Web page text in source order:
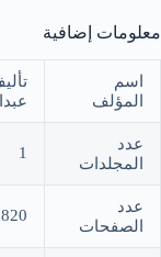
معلومات إضافية
اسم
المؤلف
عدد
المجلدات
1
عدد
الصفحات
820